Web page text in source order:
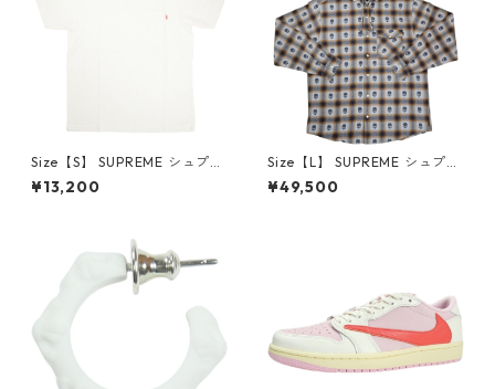
Size【S】 SUPREME シュプリ
ーム S/S Pocket Tee White T
シャツ 白 【新古品・未使用
¥13,200
Size【L】 SUPREME シュプリ
ーム ×Number (N)ine 25FW
Hooded Flannel Shirt Blue
¥49,500